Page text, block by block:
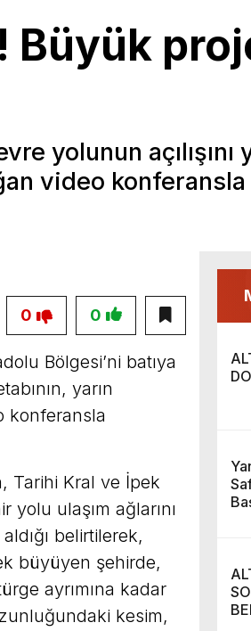
Büyük
yolunun açılışını
video
0
0
Bölgesi’ni batıya
yarın
konferansla
Tarihi Kral ve İpek
ulaşım ağlarını
belirtilerek,
büyüyen şehirde,
ayrımına kadar
kesim,